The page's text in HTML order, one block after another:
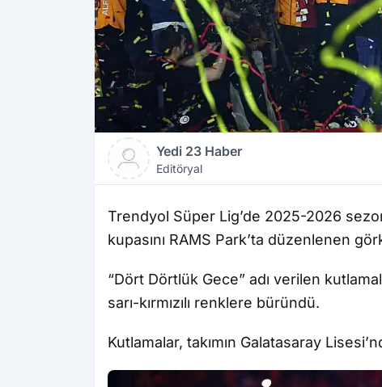
Yedi 23 Haber
Editöryal
Trendyol Süper Lig’de 2025-2026
kupasını RAMS Park’ta düzenlenen
“Dört Dörtlük Gece” adı verilen
sarı-kırmızılı renklere büründü.
Kutlamalar, takımın Galatasaray